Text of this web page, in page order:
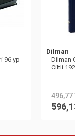
96 yp
Dilman
Dilman
Ciltli
496,77